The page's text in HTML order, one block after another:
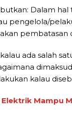
Dalam
pengelola/
pembatasan
ada salah
kalau
Mampu